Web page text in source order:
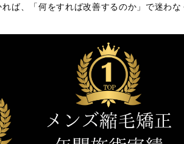
ば、「何をすれば改善するのか」で迷わな